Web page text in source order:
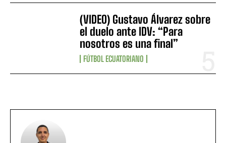
(VIDEO) Gustavo Álvarez sobre
el duelo ante IDV: “Para
nosotros es una final”
FÚTBOL ECUATORIANO